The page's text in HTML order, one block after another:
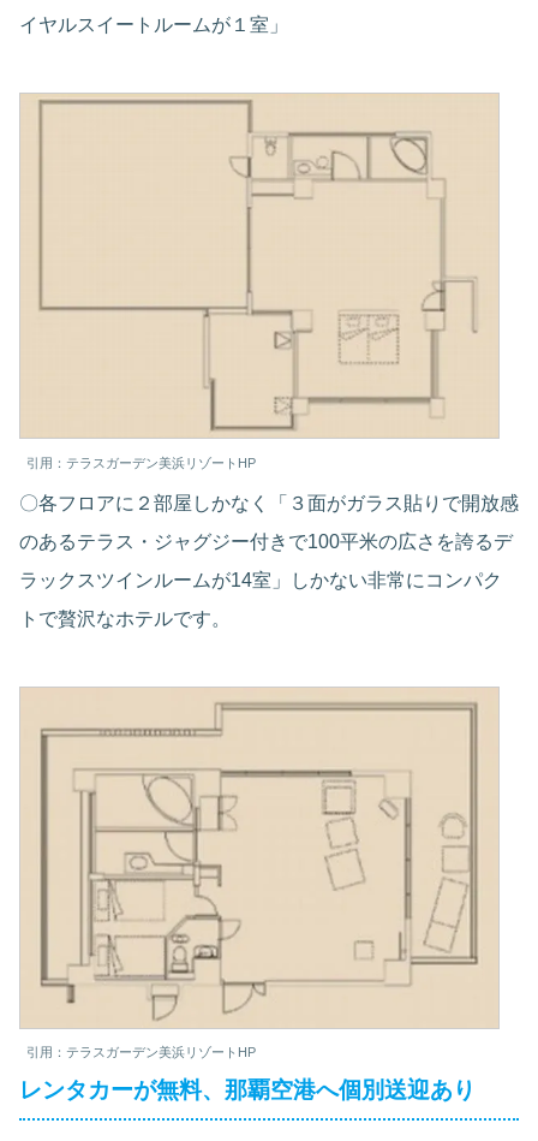
イヤルスイートルームが１室」
引用：テラスガーデン美浜リゾートHP
〇各フロアに２部屋しかなく「３面がガラス貼りで開放感
のあるテラス・ジャグジー付きで100平米の広さを誇るデ
ラックスツインルームが14室」しかない非常にコンパク
トで贅沢なホテルです。
引用：テラスガーデン美浜リゾートHP
レンタカーが無料、那覇空港へ個別送迎あり